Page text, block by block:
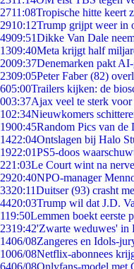
2711:08Tropische hitte keert
2910:12Trump grijpt weer in
4909:51Dikke Van Dale
1309:40Meta krijgt half
2009:37Denemarken pakt
2309:05Peter Faber (82)
605:00Trailers kijken: de
003:37Ajax veel te sterk voor
102:34Nieuwkomers
1900:45Random Pics van de
1422:04Ontslagen bij Halo
1922:01PS5-doos
221:03Le Court wint na
2920:40NPO-manager
3320:11Duitser (93) crasht
4420:03Trump wil dat J.D.
119:50Lemmen boekt eerste
2319:42'Zwarte weduwes' in
1406/08Zangeres en Idols-
1006/08Netflix-abonnees
6406/08Onlyfans-model met